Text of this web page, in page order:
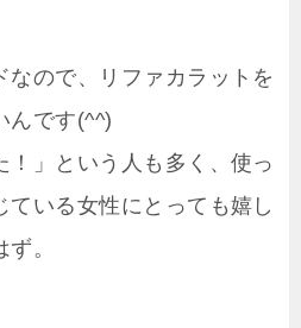
なので、リファカラットを
んです(^^)
！」という人も多く、使っ
いる女性にとっても嬉し
。